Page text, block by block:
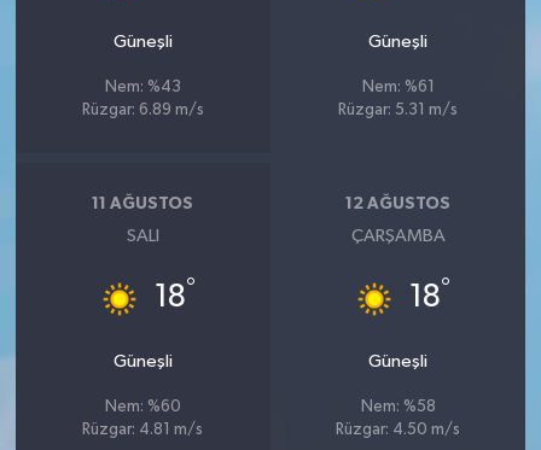
Güneşli
Nem: %43
Rüzgar: 6.89 m/s
Güneşli
Nem: %61
Rüzgar: 5.31 m/s
11 AĞUSTOS
SALI
18°
Güneşli
Nem: %60
Rüzgar: 4.81 m/s
12 AĞUSTOS
ÇARŞAMBA
18°
Güneşli
Nem: %58
Rüzgar: 4.50 m/s